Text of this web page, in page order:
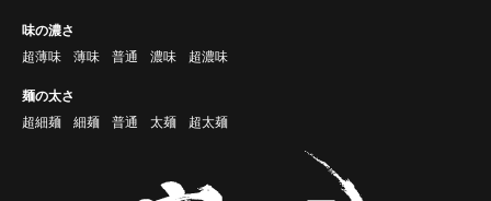
味の濃さ
超薄味
薄味 普通 濃味 超濃味
麺の太さ
超細麺
細麺 普通 太麺 超太麺